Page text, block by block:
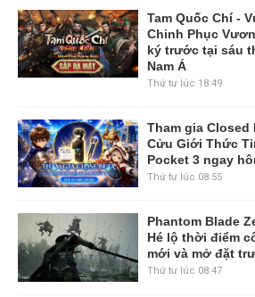
Tam Quốc Chí -
Chinh Phục
ký trước tại sáu
Nam Á
Thứ tư lúc 18:49
Tham gia Closed
Cửu Giới Thức
Pocket 3 ngay
Thứ tư lúc 08:55
Phantom Blade
Hé lộ thời điểm
mới và mở đặt
Thứ tư lúc 08:47